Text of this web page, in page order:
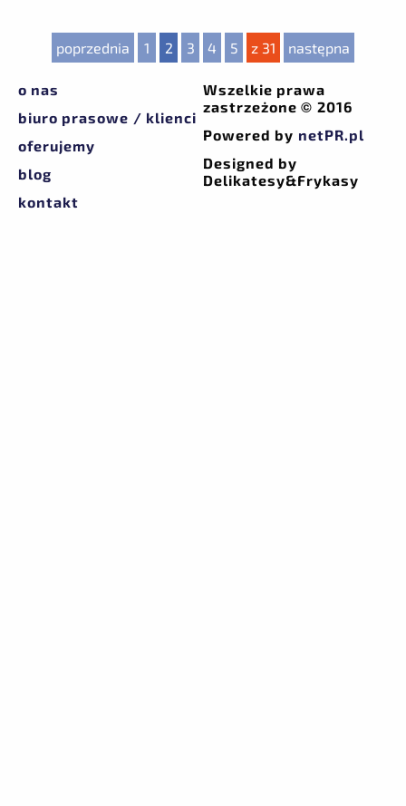
poprzednia 1 2 3 4 5 z 31 następna
o nas
biuro prasowe / klienci
oferujemy
blog
kontakt
Wszelkie prawa
zastrzeżone © 2016
Powered by netPR.pl
Designed by
Delikatesy&Frykasy